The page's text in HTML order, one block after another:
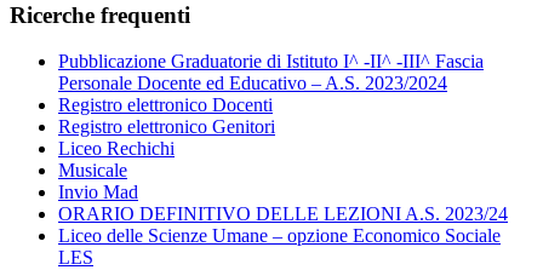
Ricerche frequenti
Pubblicazione Graduatorie di Istituto I^ -II^ -III^ Fascia
Personale Docente ed Educativo – A.S. 2023/2024
Registro elettronico Docenti
Registro elettronico Genitori
Liceo Rechichi
Musicale
Invio Mad
ORARIO DEFINITIVO DELLE LEZIONI A.S. 2023/24
Liceo delle Scienze Umane – opzione Economico Sociale
LES